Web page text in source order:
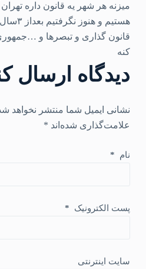
میزنه هر شهر یه قانون داره
هستیم و
قانون گذاری و تبصرها و
کنه
دیدگاه ارسال
نشانی ایمیل شما منتشر نخواهد
علامت‌گذاری شده‌اند *
نام *
پست الکترونیک *
سایت اینترنتی